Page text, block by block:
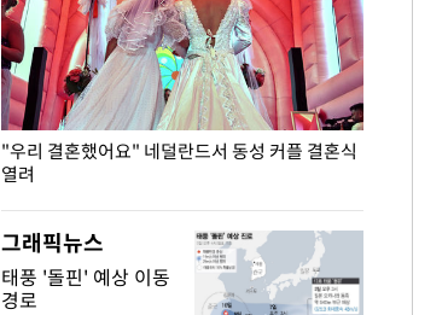
"우리 결혼했어요" 네덜란드서 동성 커플 결혼식
열려
그래픽뉴스
태풍 '돌핀' 예상 이동
경로